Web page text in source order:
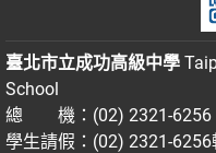
臺北市立成功高級中學
School
總 機：(02) 2321-6256
學生請假：(02) 2321-